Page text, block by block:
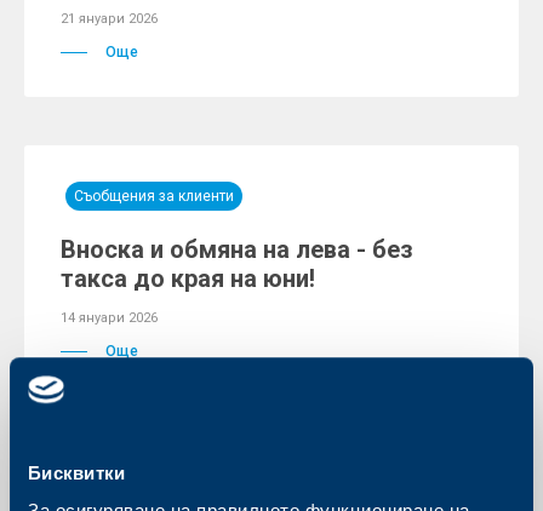
Бисквитки
21 януари 2026
Още
Съобщения за клиенти
Вноска и обмяна на лева - без
такса до края на юни!
14 януари 2026
Още